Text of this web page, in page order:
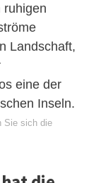
ruhigen
Landschaft,
eine der
Inseln.
Sie sich die